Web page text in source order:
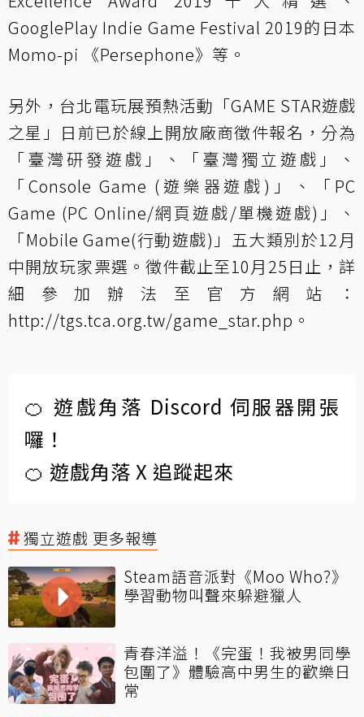
GooglePlay Indie Game Festival 2019的日本
Momo-pi 《Persephone》等。
另外，台北電玩展預熱活動「GAME STAR遊戲
之星」日前已於線上開放廠商徵件報名，分為
「臺灣研發遊戲」、「臺灣獨立遊戲」、
「Console Game (遊樂器遊戲)」、「PC
Game (PC Online/網頁遊戲/單機遊戲)」、
「Mobile Game(行動遊戲)」五大類別於12月
中開放玩家票選。徵件截止至10月25日止，詳
細參加辦法至官方網站：
http://tgs.tca.org.tw/game_star.php 。
🍊 遊戲角落 Discord 伺服器開張
囉！
🍊 遊戲角落 X 追蹤起來
獨立遊戲 更多報導
Steam語音派對《Moo Who?》
學習動物叫聲來躲避獵人
青春洋溢！《完蛋！我被男同學
包圍了》體驗高中男生的歡樂日
常